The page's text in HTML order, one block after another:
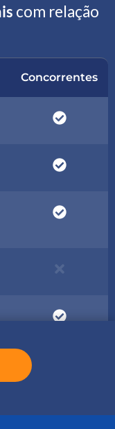
com relação
Concorrentes
Limitado